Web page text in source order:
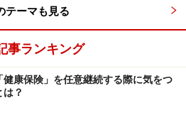
たしていれば、「資格喪失後の
受けられる可能性があります。
主な条件】
の加入期間が継続して1年以上
テーマも見る
事ランキング
健康保険」を任意継続する際に気をつ
は？